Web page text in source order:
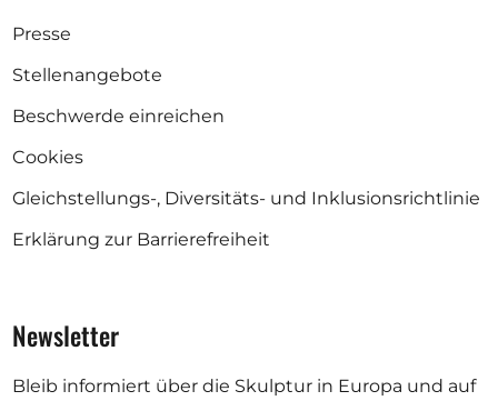
Presse
Stellenangebote
Beschwerde einreichen
Cookies
Gleichstellungs-, Diversitäts- und Inklusionsrichtlinie
Erklärung zur Barrierefreiheit
Newsletter
Bleib informiert über die Skulptur in Europa und auf